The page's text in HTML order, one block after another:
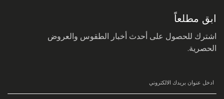
ابق مطلعاً
اشترك للحصول على أحدث أخبار الطقوس والعروض
الحصرية.